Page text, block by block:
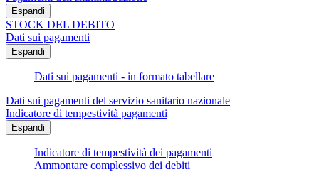
Espandi
STOCK DEL DEBITO
Dati sui pagamenti
Espandi
Dati sui pagamenti - in formato tabellare
Dati sui pagamenti del servizio sanitario nazionale
Indicatore di tempestività pagamenti
Espandi
Indicatore di tempestività dei pagamenti
Ammontare complessivo dei debiti